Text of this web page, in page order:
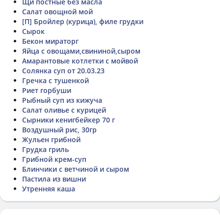
Салат овощной мой
[П] Бройлер (курица), филе грудки
Сырок
Бекон мираторг
Яйца с овощами,свининой,сыром
Амарантовые котлетки с мойвой
Солянка суп от 20.03.23
Гречка с тушенкой
Риет горбуши
Рыбный суп из кижуча
Салат оливье с курицей
Сырники кенигбейкер 70 г
Воздушный рис, 30гр
Жульен грибной
Грудка гриль
Грибной крем-суп
Блинчики с ветчиной и сыром
Пастила из вишни
Утренняя каша